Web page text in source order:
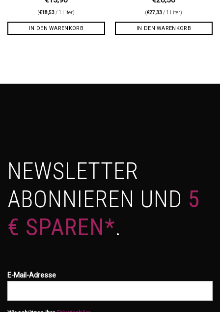
(€18,53/ 1 Liter)
IN DEN WARENKORB
(€27,33/ 1 Liter)
IN DEN WARENKORB
NEWSLETTER
ABONNIEREN UND 5
€ SPAREN*.
E-Mail-Adresse